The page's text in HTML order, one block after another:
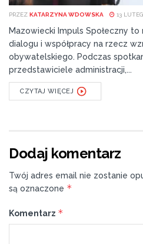
PRZEZ KATARZYNA WDOWSKA 13
Mazowiecki Impuls Społeczny
dialogu i współpracy na rzecz
obywatelskiego. Podczas
przedstawiciele administracji,...
CZYTAJ WIĘCEJ
Dodaj komentarz
Twój adres email nie zostanie
są oznaczone *
Komentarz *